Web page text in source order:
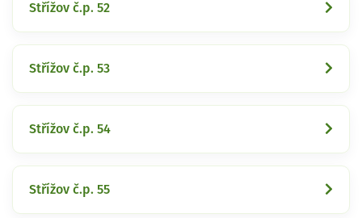
Střížov č.p. 52
Střížov č.p. 53
Střížov č.p. 54
Střížov č.p. 55